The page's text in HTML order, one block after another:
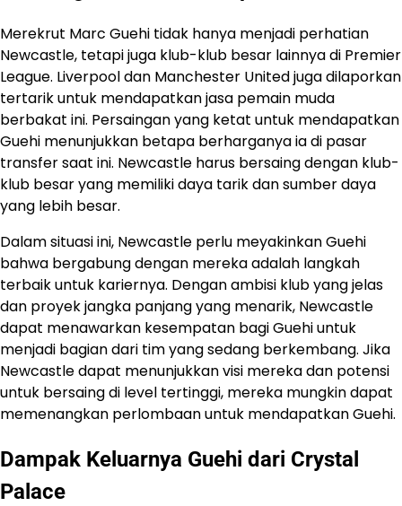
Merekrut Marc Guehi tidak hanya menjadi perhatian
Newcastle, tetapi juga klub-klub besar lainnya di Premier
League. Liverpool dan Manchester United juga dilaporkan
tertarik untuk mendapatkan jasa pemain muda
berbakat ini. Persaingan yang ketat untuk mendapatkan
Guehi menunjukkan betapa berharganya ia di pasar
transfer saat ini. Newcastle harus bersaing dengan klub-
klub besar yang memiliki daya tarik dan sumber daya
yang lebih besar.
Dalam situasi ini, Newcastle perlu meyakinkan Guehi
bahwa bergabung dengan mereka adalah langkah
terbaik untuk kariernya. Dengan ambisi klub yang jelas
dan proyek jangka panjang yang menarik, Newcastle
dapat menawarkan kesempatan bagi Guehi untuk
menjadi bagian dari tim yang sedang berkembang. Jika
Newcastle dapat menunjukkan visi mereka dan potensi
untuk bersaing di level tertinggi, mereka mungkin dapat
memenangkan perlombaan untuk mendapatkan Guehi.
Dampak Keluarnya Guehi dari Crystal
Palace